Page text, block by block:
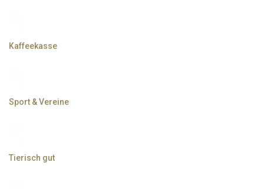
Kaffeekasse
Sport & Vereine
Tierisch gut